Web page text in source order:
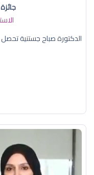
الدكتورة صباح جستنية تحصل